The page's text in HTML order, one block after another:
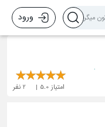
ورود
امتیاز 5.0
2 نفر